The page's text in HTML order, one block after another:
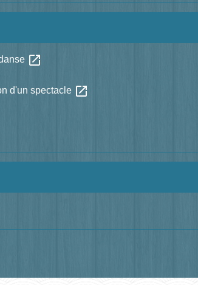
open_in_new
d'un spectacle open_in_new